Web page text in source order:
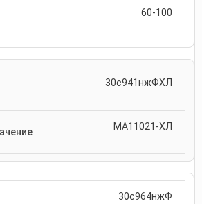
60-100
30с941нжФХЛ
МА11021-ХЛ
30с964нжФ